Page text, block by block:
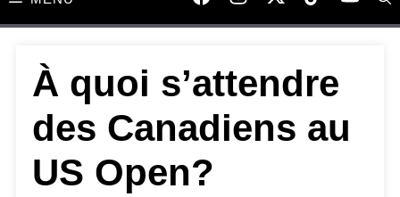
À quoi s’attendre
des Canadiens au
US Open?